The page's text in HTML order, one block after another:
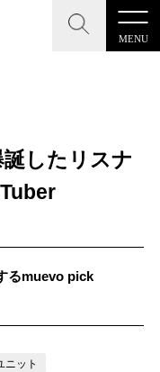
MENU
CLOSE
CLOSE
ディア
したリスナ
るmuevo pick
ニット